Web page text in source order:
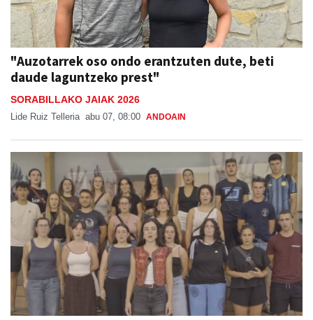
"Auzotarrek oso ondo erantzuten dute, beti
daude laguntzeko prest"
SORABILLAKO JAIAK 2026
Lide Ruiz Telleria abu 07, 08:00 ANDOAIN